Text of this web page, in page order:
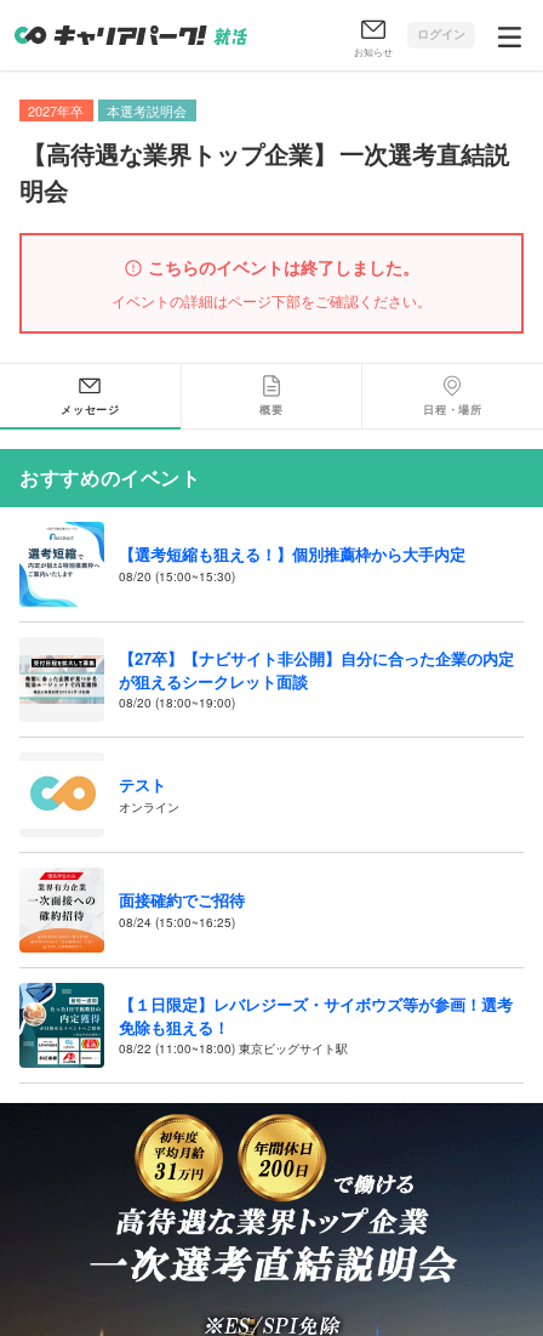
お知らせ
ログイン
2027年卒 本選考説明会
【高待遇な業界トップ企業】 一次選考直結説
明会
こちらのイベントは終了しました。
イベントの詳細はページ下部をご確認ください。
メッセージ 概要 日程・場所
おすすめのイベント
【選考短縮も狙える！】個別推薦枠から大手内定
08/20 (15:00~15:30)
【27卒】【ナビサイト非公開】自分に合った企業の内定
が狙えるシークレット面談
08/20 (18:00~19:00)
テスト
オンライン
面接確約でご招待
08/24 (15:00~16:25)
【１日限定】レバレジーズ・サイボウズ等が参画！選考
免除も狙える！
08/22 (11:00~18:00) 東京ビッグサイト駅